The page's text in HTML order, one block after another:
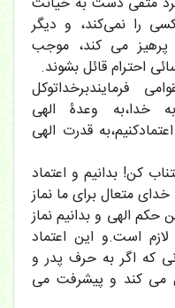
را نمی‌کند، و دیگر
پرهیز می کند، موجب
احترام قائل بشوند.
فرمایندبرخداتوکل
خدا،به وعدۀ الهی
قدرت الهی
کن! بدانیم و اعتماد
متعال برای ما نماز
حکم الهی و بدانیم نماز
است.و این اعتماد
که اگر به حرف پدر و
می کند و پیشرفت می